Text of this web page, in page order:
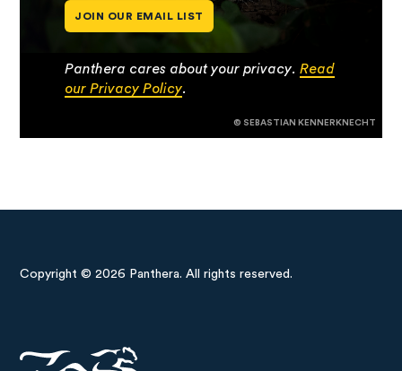
JOIN OUR EMAIL LIST
Panthera cares about your privacy.Read
our Privacy Policy.
© SEBASTIAN KENNERKNECHT
Copyright © 2026 Panthera. All rights reserved.